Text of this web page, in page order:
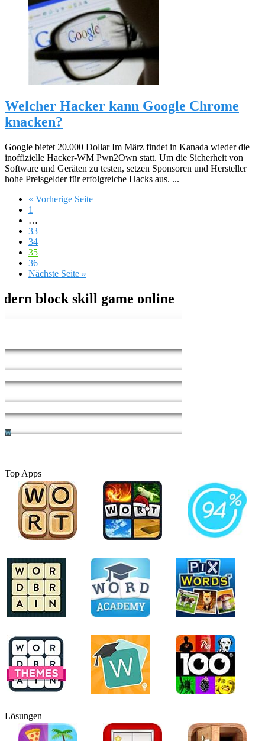
Welcher Hacker kann Google Chrome
knacken?
Google bietet 20.000 Dollar Im März findet in Kanada wieder die
inoffizielle Hacker-WM Pwn2Own statt. Um die Sicherheit von
Software und Geräten zu testen, setzen Sponsoren und Hersteller
hohe Preisgelder für erfolgreiche Hacks aus. ...
« Vorherige Seite
1
…
33
34
35
36
Nächste Seite »
Top Apps
Lösungen